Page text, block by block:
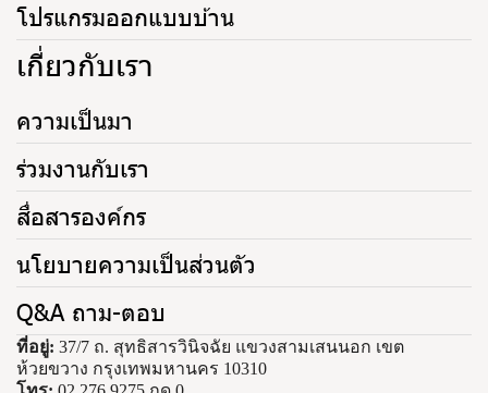
โปรแกรมออกแบบบ้าน
เกี่ยวกับเรา
ความเป็นมา
ร่วมงานกับเรา
สื่อสารองค์กร
นโยบายความเป็นส่วนตัว
Q&A ถาม-ตอบ
ที่อยู่: 37/7 ถ. สุทธิสารวินิจฉัย แขวงสามเสนนอก เขต
ห้วยขวาง กรุงเทพมหานคร 10310